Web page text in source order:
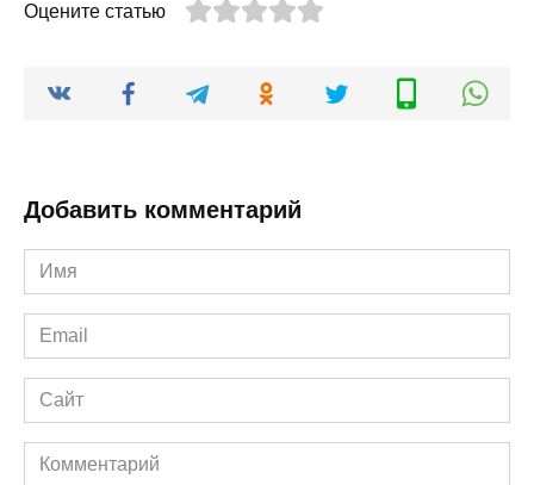
Оцените статью
Добавить комментарий
Имя
*
Email
*
Сайт
Комментарий